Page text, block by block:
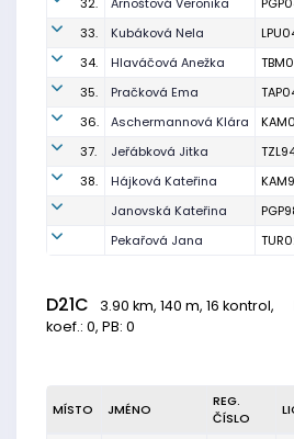
33.
Kubáková Nela
34.
Hlaváčová Anežka
35.
Pračková Ema
36.
Aschermannová Klára
37.
Jeřábková Jitka
38.
Hájková Kateřina
Janovská Kateřina
Pekařová Jana
D21C 3.90 km, 140 m, 16 kontrol,
koef.: 0, PB: 0
MÍSTO JMÉNO
REG.
ČÍSLO